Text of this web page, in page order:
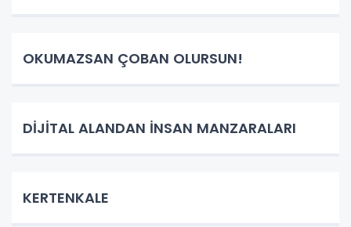
OKUMAZSAN ÇOBAN OLURSUN!
DİJİTAL ALANDAN İNSAN MANZARALARI
KERTENKALE